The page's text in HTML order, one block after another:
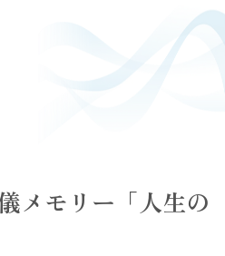
メモリー「人生の